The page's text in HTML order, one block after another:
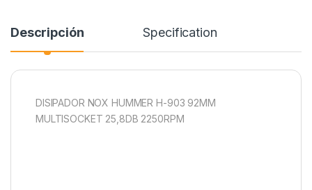
Descripción Specification
DISIPADOR NOX HUMMER H-903 92MM
MULTISOCKET 25,8DB 2250RPM